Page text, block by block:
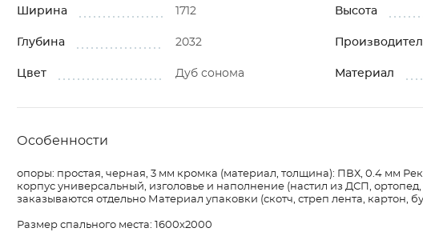
Ширина 1712 Высота
Глубина 2032
Цвет Дуб сонома Материал
Особенности
опоры: простая, черная, 3 мм кромка (материал, толщина): ПВХ, 0.4 мм
корпус универсальный, изголовье и наполнение (настил из ДСП,
заказываются отдельно Материал упаковки (скотч, стреп лента, картон,
Размер спального места: 1600х2000